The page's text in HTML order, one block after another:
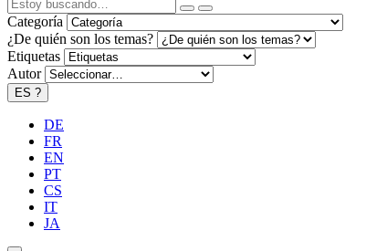
Categoría
¿De quién son los temas?
Etiquetas
Autor
ES ?
DE
FR
EN
PT
CS
IT
JA